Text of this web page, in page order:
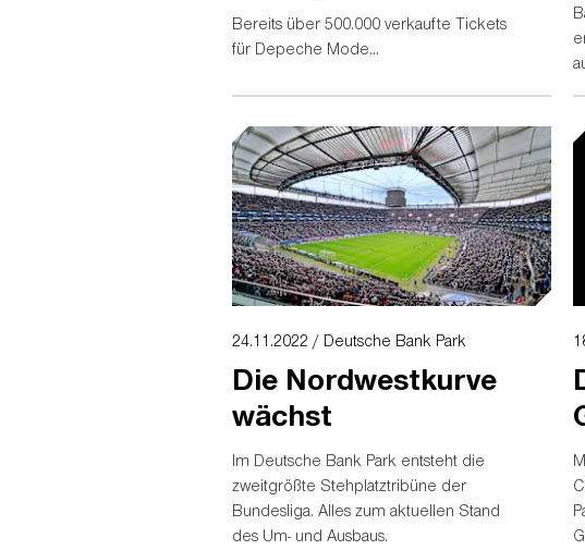
Bereits über 500.000 verkaufte Tickets
für Depeche Mode...
24.11.2022 / Deutsche Bank Park
Die Nordwestkurve
wächst
Im Deutsche Bank Park entsteht die
zweitgrößte Stehplatztribüne der
Bundesliga. Alles zum aktuellen Stand
des Um- und Ausbaus.